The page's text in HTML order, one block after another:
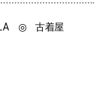
◎ 古着屋